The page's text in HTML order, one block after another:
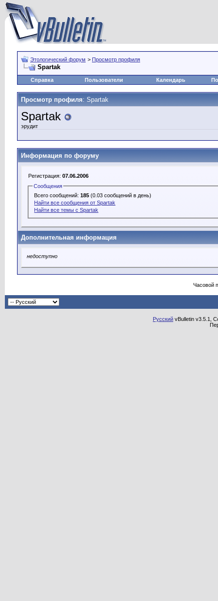
Этологический форум > Просмотр профиля
Spartak
Справка Пользователи Календарь
Просмотр профиля: Spartak
Spartak
эрудит
Информация по форуму
Регистрация: 07.06.2006
Сообщения
Всего сообщений:185 (0.03 сообщений в день)
Найти все сообщения от Spartak
Найти все темы с Spartak
Дополнительная информация
недоступно
Часовой
Русский vBulletin v3.5.1,